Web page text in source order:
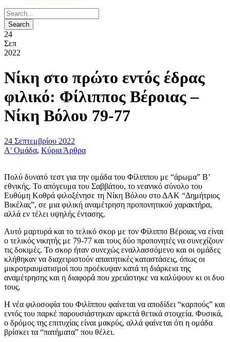
24
Σεπ
2022
Νίκη στο πρώτο εντός έδρας
φιλικό: Φίλιππος Βέροιας –
Νίκη Βόλου 79-77
24 Σεπτεμβρίου 2022
Α' Ομάδα, Κύρια Άρθρα
Πολύ δυνατό τεστ για την ομάδα του Φίλιππου με “άρωμα” Β’
εθνικής. Το απόγευμα του Σαββάτου, το νεανικό σύνολο του
Ευθύμη Κοθρά φιλοξένησε τη Νίκη Βόλου στο ΔΑΚ “Δημήτριος
Βικέλας”, σε μια φιλική αναμέτρηση προπονητικού χαρακτήρα,
αλλά εν τέλει υψηλής έντασης.
Αυτό μαρτυρά και το τελικό σκορ με τον Φίλιππο Βέροιας να είναι
ο τελικός νικητής με 79-77 και τους δύο προπονητές να συνεχίζουν
τις δοκιμές. Το σκορ ήταν συνεχώς εναλλασσόμενο και οι ομάδες
κλήθηκαν να διαχειριστούν απαιτητικές καταστάσεις, όπως οι
μικροτραυματισμοί που προέκυψαν κατά τη διάρκεια της
αναμέτρησης και η διαφορά που χρειάστηκε να καλύψουν κι οι δυο
τους.
Η νέα φιλοσοφία του Φιλίππου φαίνεται να αποδίδει “καρπούς” και
εντός του παρκέ παρουσιάστηκαν αρκετά θετικά στοιχεία. Φυσικά,
ο δρόμος της επιτυχίας είναι μακρύς, αλλά φαίνεται ότι η ομάδα
βρίσκει τα “πατήματα” που θέλει.